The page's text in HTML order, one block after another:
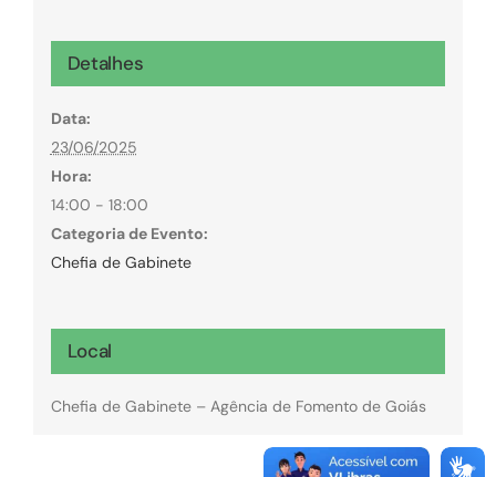
Detalhes
Data:
23/06/2025
Hora:
14:00 - 18:00
Categoria de Evento:
Chefia de Gabinete
Local
Chefia de Gabinete – Agência de Fomento de Goiás